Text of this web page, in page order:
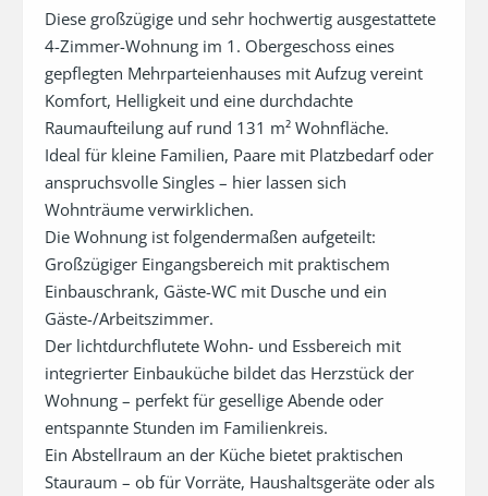
Diese großzügige und sehr hochwertig ausgestattete
4-Zimmer-Wohnung im 1. Obergeschoss eines
gepflegten Mehrparteienhauses mit Aufzug vereint
Komfort, Helligkeit und eine durchdachte
Raumaufteilung auf rund 131 m² Wohnfläche.
Ideal für kleine Familien, Paare mit Platzbedarf oder
anspruchsvolle Singles – hier lassen sich
Wohnträume verwirklichen.
Die Wohnung ist folgendermaßen aufgeteilt:
Großzügiger Eingangsbereich mit praktischem
Einbauschrank, Gäste-WC mit Dusche und ein
Gäste-/Arbeitszimmer.
Der lichtdurchflutete Wohn- und Essbereich mit
integrierter Einbauküche bildet das Herzstück der
Wohnung – perfekt für gesellige Abende oder
entspannte Stunden im Familienkreis.
Ein Abstellraum an der Küche bietet praktischen
Stauraum – ob für Vorräte, Haushaltsgeräte oder als